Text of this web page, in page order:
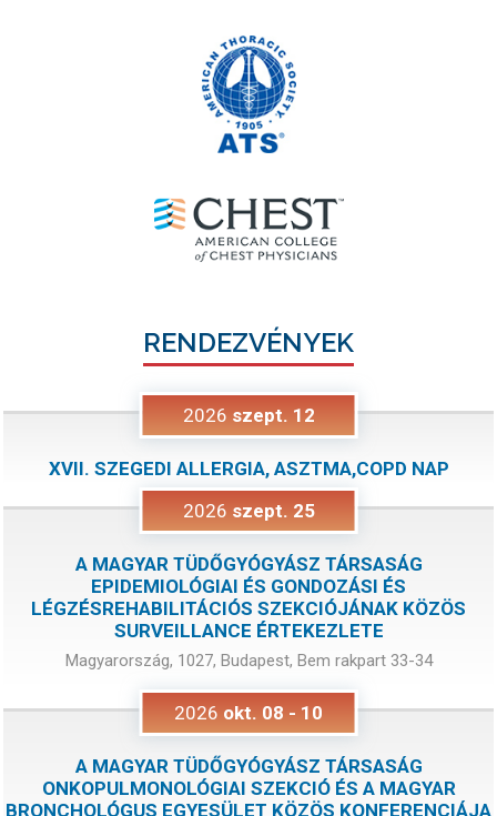
RENDEZVÉNYEK
2026 szept. 12
XVII. SZEGEDI ALLERGIA, ASZTMA,COPD NAP
2026 szept. 25
A MAGYAR TÜDŐGYÓGYÁSZ TÁRSASÁG
EPIDEMIOLÓGIAI ÉS GONDOZÁSI ÉS
LÉGZÉSREHABILITÁCIÓS SZEKCIÓJÁNAK KÖZÖS
SURVEILLANCE ÉRTEKEZLETE
Magyarország, 1027, Budapest, Bem rakpart 33-34
2026 okt. 08 - 10
A MAGYAR TÜDŐGYÓGYÁSZ TÁRSASÁG
ONKOPULMONOLÓGIAI SZEKCIÓ ÉS A MAGYAR
BRONCHOLÓGUS EGYESÜLET KÖZÖS KONFERENCIÁJA